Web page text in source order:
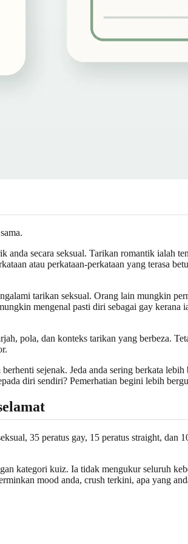
secara seksual. Tarikan romantik ialah
atau perkataan-perkataan yang terasa
tarikan seksual. Orang lain mungkin
mengenal pasti diri sebagai gay kerana
pola, dan konteks tarikan yang berbeza.
sejenak. Jeda anda sering berkata
diri sendiri? Pemerhatian begini lebih
35 peratus gay, 15 peratus straight, dan
kategori kuiz. Ia tidak mengukur seluruh
mood anda, crush terkini, apa yang